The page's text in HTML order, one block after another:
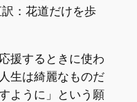
：花道だけを歩
援するときに使わ
生は綺麗なものだ
ように」という願